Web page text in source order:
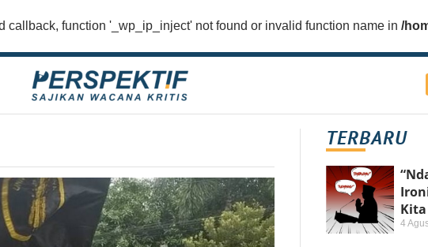
callback, function '_wp_ip_inject' not found or invalid function name in /
TERBARU
Kita
4